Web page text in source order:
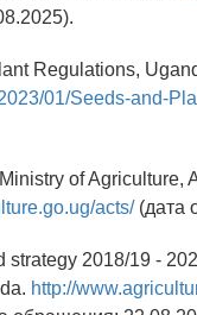
Regulations,
01/Seeds-and-
of
acts/(дата
strategy 2018/19 -
http://